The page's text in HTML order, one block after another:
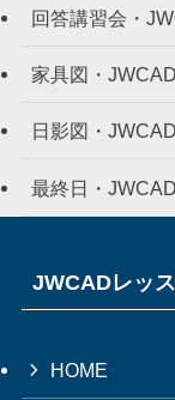
回答講習会・
家具図・
日影図・
最終日・
JWCADレッ
HOME